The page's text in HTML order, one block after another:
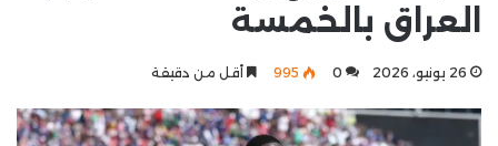
العراق بالخمسة
26 يونيو، 2026 0
995 أقل من دقيقة